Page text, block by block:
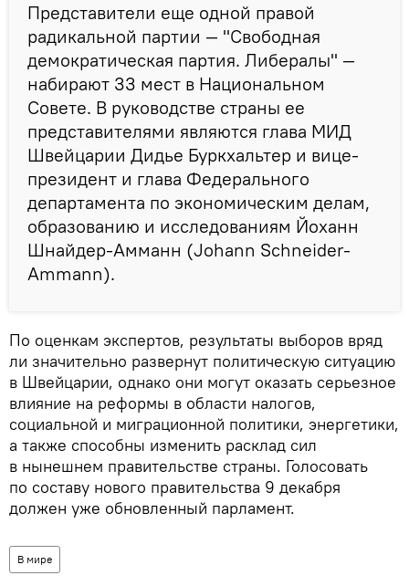
Представители еще одной правой
радикальной партии — "Свободная
демократическая партия. Либералы" —
набирают 33 мест в Национальном
Совете. В руководстве страны ее
представителями являются глава МИД
Швейцарии Дидье Буркхальтер и вице-
президент и глава Федерального
департамента по экономическим делам,
образованию и исследованиям Йоханн
Шнайдер-Амманн (Johann Schneider-
Ammann).
По оценкам экспертов, результаты выборов вряд
ли значительно развернут политическую ситуацию
в Швейцарии, однако они могут оказать серьезное
влияние на реформы в области налогов,
социальной и миграционной политики, энергетики,
а также способны изменить расклад сил
в нынешнем правительстве страны. Голосовать
по составу нового правительства 9 декабря
должен уже обновленный парламент.
В мире